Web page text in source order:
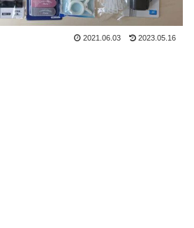
2021.06.03 2023.05.16